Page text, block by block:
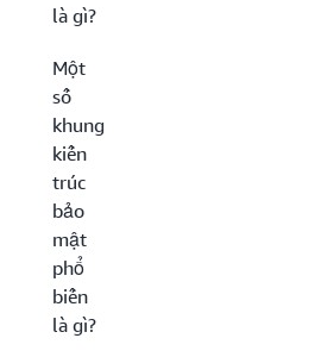
là gì?
Một
số
khung
kiến
trúc
bảo
mật
phổ
biến
là gì?